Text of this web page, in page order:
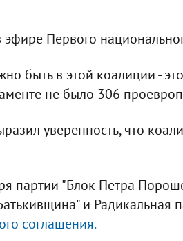
Первого
быть в этой коалиции -
не было 306
уверенность, что
партии "Блок Петра
и Радикальная
соглашения.